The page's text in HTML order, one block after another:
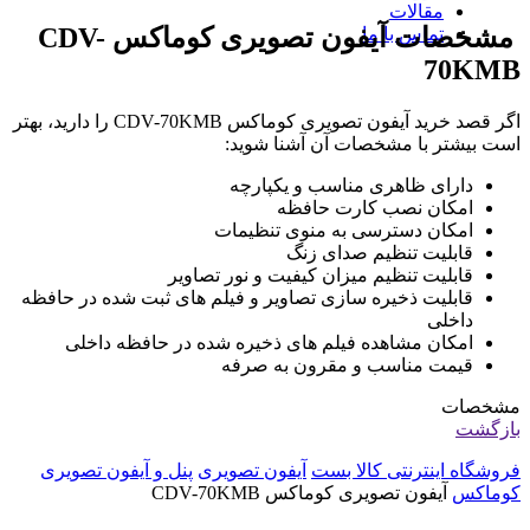
مقالات
تماس با ما
مشخصات آیفون تصویری کوماکس CDV-
70KMB
اگر قصد خرید آیفون تصویری کوماکس CDV-70KMB را دارید، بهتر
است بیشتر با مشخصات آن آشنا شوید:
دارای ظاهری مناسب و یکپارچه
امکان نصب کارت حافظه
امکان دسترسی به منوی تنظیمات
قابلیت‌ تنظیم صدای زنگ
قابلیت تنظیم میزان کیفیت و نور تصاویر
قابلیت‌ ذخیره سازی تصاویر و فیلم های ثبت شده در حافظه
داخلی
امکان مشاهده فیلم های ذخیره شده در حافظه داخلی
قیمت مناسب و مقرون به صرفه
مشخصات
بازگشت
فروشگاه اینترنتی کالا بست آیفون تصویری پنل و آیفون تصویری
کوماکس آیفون تصویری کوماکس CDV-70KMB